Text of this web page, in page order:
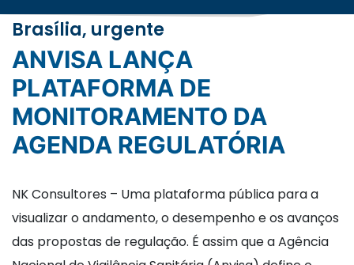
Brasília, urgente
ANVISA LANÇA
PLATAFORMA DE
MONITORAMENTO DA
AGENDA REGULATÓRIA
NK Consultores – Uma plataforma pública para a
visualizar o andamento, o desempenho e os avanços
das propostas de regulação. É assim que a Agência